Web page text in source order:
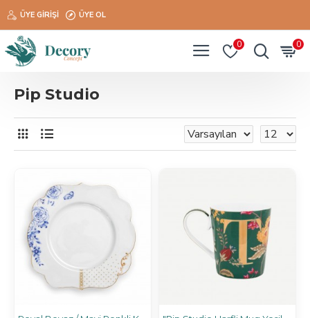
ÜYE GIRIŞI ÜYE OL
0 0
Pip Studio